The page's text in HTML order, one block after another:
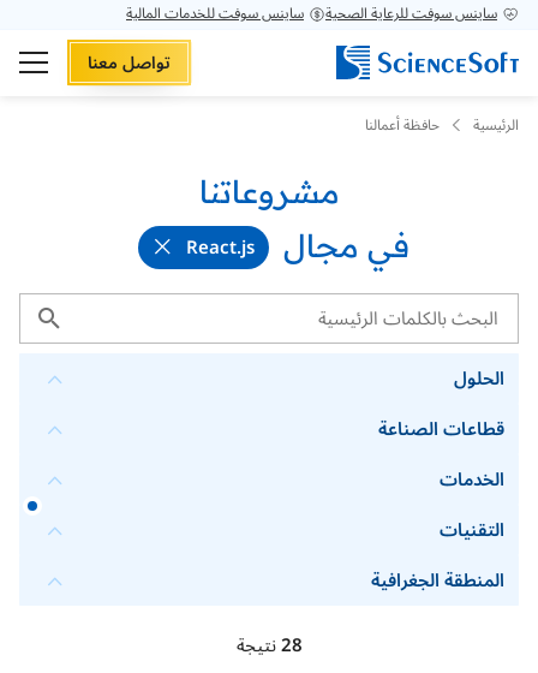
ساينس سوفت للرعاية الصحية ساينس سوفت للخدمات المالية
تواصل معنا
الرئيسية حافظة أعمالنا
مشروعاتنا
في مجال
React.js
الحلول
قطاعات الصناعة
الخدمات
التقنيات
المنطقة الجغرافية
28نتيجة